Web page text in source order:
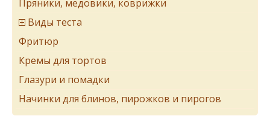
Пряники, медовики, коврижки
Виды теста
Фритюр
Кремы для тортов
Глазури и помадки
Начинки для блинов, пирожков и пирогов